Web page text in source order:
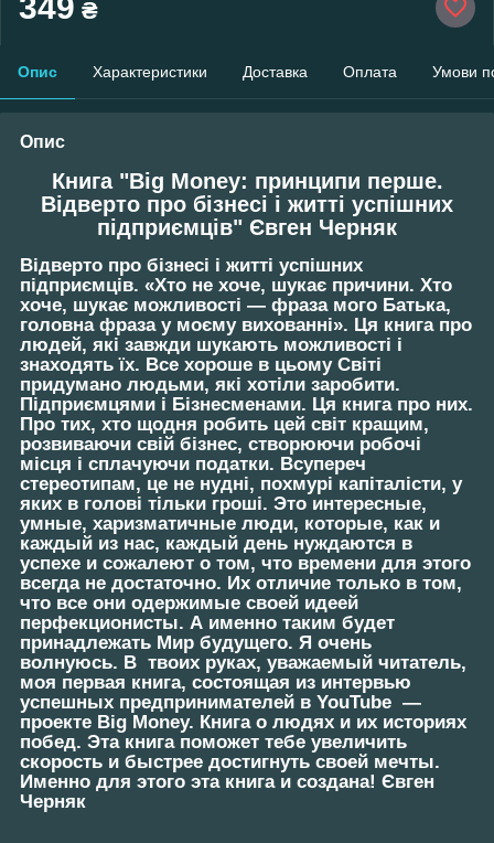
₴
Опис Характеристики Доставка Оплата Умови
Опис
Книга "Big Money: принципи перше.
Відверто про бізнесі і житті успішних
підприємців" Євген Черняк
Відверто про бізнесі і житті успішних
підприємців. «Хто не хоче, шукає причини. Хто
хоче, шукає можливості — фраза мого Батька,
головна фраза у моєму вихованні». Ця книга про
людей, які завжди шукають можливості і
знаходять їх. Все хороше в цьому Світі
придумано людьми, які хотіли заробити.
Підприємцями і Бізнесменами. Ця книга про них.
Про тих, хто щодня робить цей світ кращим,
розвиваючи свій бізнес, створюючи робочі
місця і сплачуючи податки. Всупереч
стереотипам, це не нудні, похмурі капіталісти, у
яких в голові тільки гроші. Это интересные,
умные, харизматичные люди, которые, как и
каждый из нас, каждый день нуждаются в
успехе и сожалеют о том, что времени для этого
всегда не достаточно. Их отличие только в том,
что все они одержимые своей идеей
перфекционисты. А именно таким будет
принадлежать Мир будущего. Я очень
волнуюсь. В твоих руках, уважаемый читатель,
моя первая книга, состоящая из интервью
успешных предпринимателей в YouTube —
проекте Big Money. Книга о людях и их историях
побед. Эта книга поможет тебе увеличить
скорость и быстрее достигнуть своей мечты.
Именно для этого эта книга и создана! Євген
Черняк